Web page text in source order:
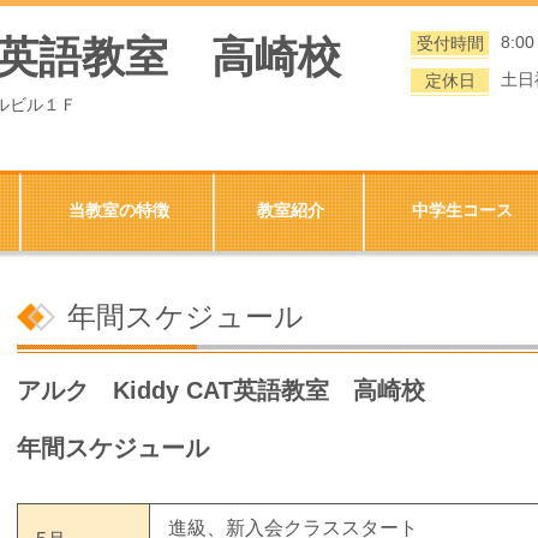
語教室 高崎校
ル１Ｆ
受付時間
8:00
定休日
土
当教室の特徴 教室紹介 中学生コース
年間スケジュール
アルク Kiddy CAT英語教室 高崎校
年間スケジュール
進級、新入会クラススタート